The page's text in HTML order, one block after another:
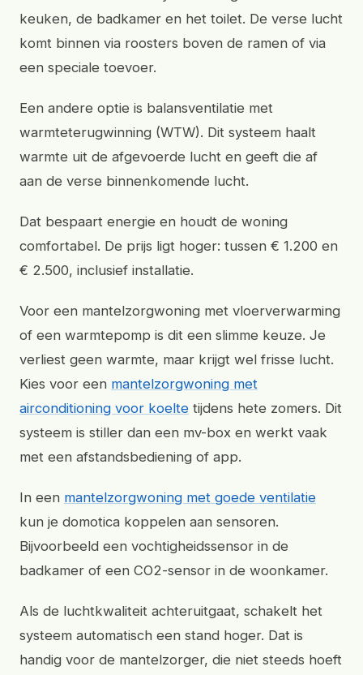
keuken, de badkamer en het toilet. De verse lucht
komt binnen via roosters boven de ramen of via
een speciale toevoer.
Een andere optie is balansventilatie met
warmteterugwinning (WTW). Dit systeem haalt
warmte uit de afgevoerde lucht en geeft die af
aan de verse binnenkomende lucht.
Dat bespaart energie en houdt de woning
comfortabel. De prijs ligt hoger: tussen € 1.200 en
€ 2.500, inclusief installatie.
Voor een mantelzorgwoning met vloerverwarming
of een warmtepomp is dit een slimme keuze. Je
verliest geen warmte, maar krijgt wel frisse lucht.
Kies voor een mantelzorgwoning met
airconditioning voor koelte tijdens hete zomers. Dit
systeem is stiller dan een mv-box en werkt vaak
met een afstandsbediening of app.
In een mantelzorgwoning met goede ventilatie
kun je domotica koppelen aan sensoren.
Bijvoorbeeld een vochtigheidssensor in de
badkamer of een CO2-sensor in de woonkamer.
Als de luchtkwaliteit achteruitgaat, schakelt het
systeem automatisch een stand hoger. Dat is
handig voor de mantelzorger, die niet steeds hoeft